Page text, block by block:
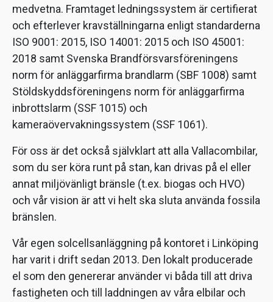
medvetna. Framtaget ledningssystem är certifierat
och efterlever kravställningarna enligt standarderna
ISO 9001: 2015, ISO 14001: 2015 och ISO 45001:
2018 samt Svenska Brandförsvarsföreningens
norm för anläggarfirma brandlarm (SBF 1008) samt
Stöldskyddsföreningens norm för anläggarfirma
inbrottslarm (SSF 1015) och
kameraövervakningssystem (SSF 1061).
För oss är det också självklart att alla Vallacombilar,
som du ser köra runt på stan, kan drivas på el eller
annat miljövänligt bränsle (t.ex. biogas och HVO)
och vår vision är att vi helt ska sluta använda fossila
bränslen.
Vår egen solcellsanläggning på kontoret i Linköping
har varit i drift sedan 2013. Den lokalt producerade
el som den genererar använder vi båda till att driva
fastigheten och till laddningen av våra elbilar och